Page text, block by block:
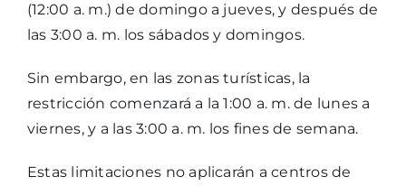
(12:00 a. m.) de domingo a jueves, y después de
las 3:00 a. m. los sábados y domingos.
Sin embargo, en las zonas turísticas, la
restricción comenzará a la 1:00 a. m. de lunes a
viernes, y a las 3:00 a. m. los fines de semana.
Estas limitaciones no aplicarán a centros de